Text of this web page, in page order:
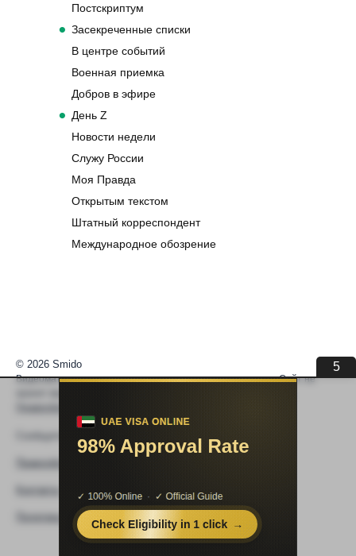
Постскриптум
Засекреченные списки
В центре событий
Военная приемка
Добров в эфире
День Z
Новости недели
Служу России
Моя Правда
Открытым текстом
Штатный корреспондент
Международное обозрение
5
© 2026 Smido
Видеоматериалы встраиваются из открытых источников. Сайт не
Правообладателям
Видео не работает
Правообладателям
Контакты
Политика конфиденциальности